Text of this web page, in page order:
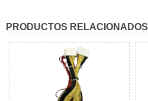
PRODUCTOS RELACIONADOS